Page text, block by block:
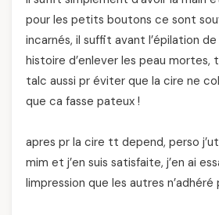
pour les petits boutons ce sont
incarnés, il suffit avant l’épilation
histoire d’enlever les peau mortes,
talc aussi pr éviter que la cire ne
que ca fasse pateux !
apres pr la cire tt depend, perso
mim et j’en suis satisfaite, j’en ai
limpression que les autres n’adhéré